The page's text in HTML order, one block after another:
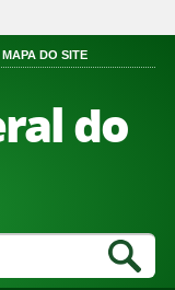
MAPA DO SITE
do